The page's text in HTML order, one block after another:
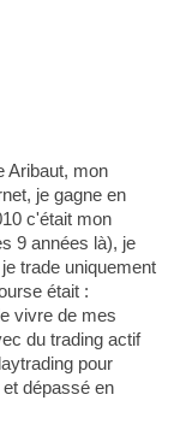
Aribaut, mon
je gagne en
c'était mon
9 années là), je
trade uniquement
était :
vivre de mes
du trading actif
pour
dépassé en